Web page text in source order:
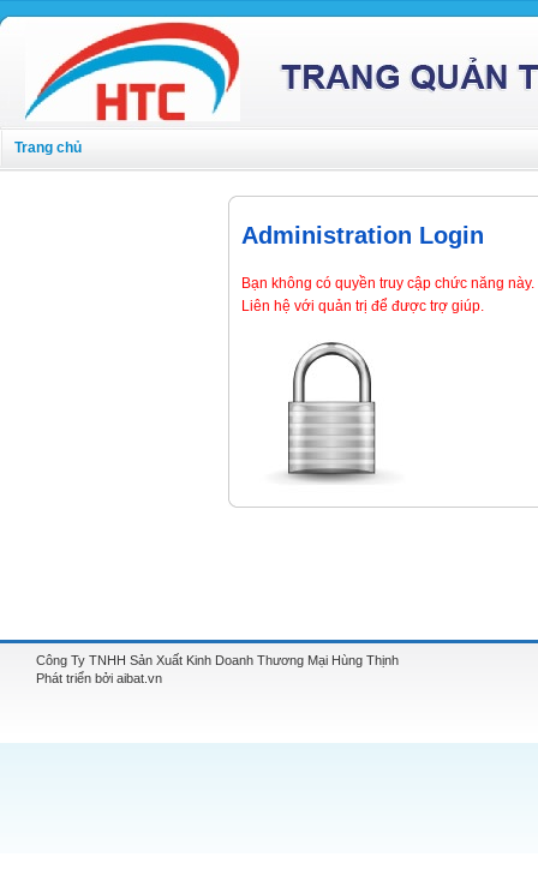
Trang chủ
Administration Login
Bạn không có quyền truy cập chức năng này.
Liên hệ với quản trị để được trợ giúp.
Công Ty TNHH Sản Xuất Kinh Doanh Thương Mại Hùng Thịnh
Phát triển bởi aibat.vn